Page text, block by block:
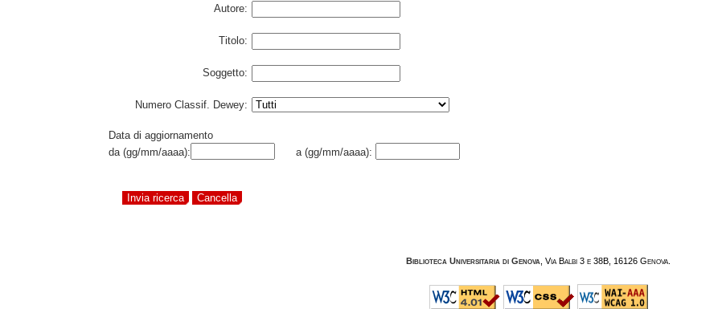
Autore:
Titolo:
Soggetto:
Numero Classif. Dewey:
Data di aggiornamento
da (gg/mm/aaaa):
a (gg/mm/aaaa):
Biblioteca Universitaria di Genova , Via Balbi 3 e 38B, 16126 Genova.